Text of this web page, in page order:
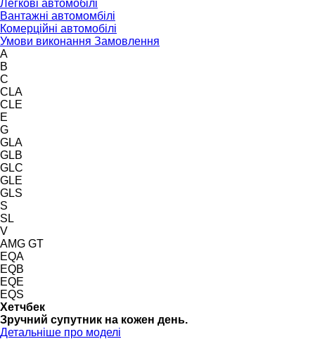
Легкові автомобілі
Вантажні автомомбілі
Комерційні автомобілі
Умови виконання Замовлення
A
B
C
CLA
CLE
E
G
GLA
GLB
GLC
GLE
GLS
S
SL
V
AMG GT
EQA
EQB
EQE
EQS
Хетчбек
Зручний супутник на кожен день.
Детальніше про моделі